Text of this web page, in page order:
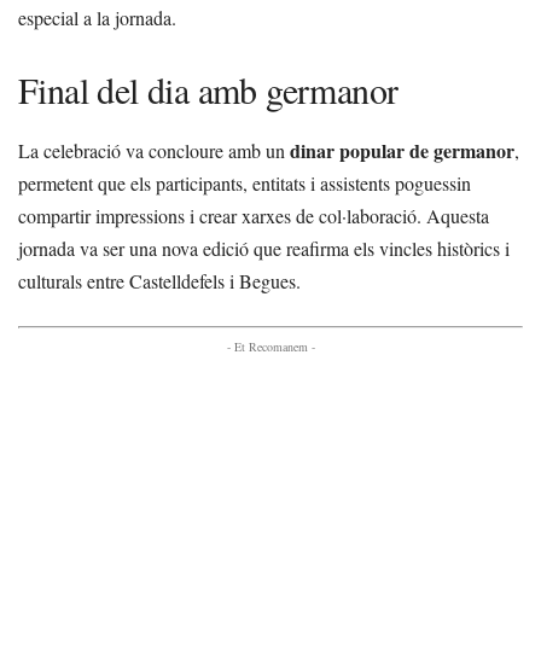
especial a la jornada.
Final del dia amb germanor
La celebració va concloure amb un dinar popular de germanor,
permetent que els participants, entitats i assistents poguessin
compartir impressions i crear xarxes de col·laboració. Aquesta
jornada va ser una nova edició que reafirma els vincles històrics i
culturals entre Castelldefels i Begues.
- Et Recomanem -